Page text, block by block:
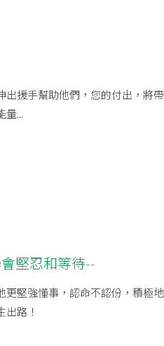
出援手幫助他們，您的付出，將
量...
堅忍和等待--
更堅強懂事，認命不認份，積極
路！